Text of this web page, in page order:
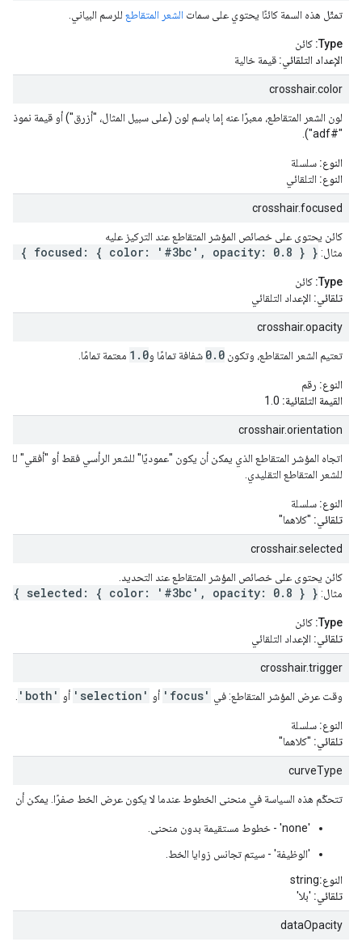
تمثّل هذه السمة كائنًا يحتوي على سمات الشعر المتقاطع للرسم البياني.
Type: كائن
الإعداد التلقائي: قيمة خالية
crosshair.color
لون الشعر المتقاطع، معبرًا عنه إما باسم لون (على سبيل المثال، "أزرق") أو قيمة
"#adf").
النوع: سلسلة
النوع: التلقائي
crosshair.focused
كائن يحتوي على خصائص المؤشر المتقاطع عند التركيز عليه
مثال: { focused: { color: '#3bc', opacity: 0.8 } }
Type: كائن
تلقائي: الإعداد التلقائي
crosshair.opacity
تعتيم الشعر المتقاطع، وتكون 0.0 شفافة تمامًا و1.0 معتمة تمامًا.
النوع: رقم
القيمة التلقائية:
crosshair.orientation
اتجاه المؤشر المتقاطع الذي يمكن أن يكون "عموديًا" للشعر الرأسي فقط أو "أفقي"
للشعر المتقاطع التقليدي.
النوع: سلسلة
تلقائي: "كلاهما"
crosshair.selected
كائن يحتوي على خصائص المؤشر المتقاطع عند التحديد.
مثال: { selected: { color: '#3bc', opacity: 0.8 } }
Type: كائن
تلقائي: الإعداد التلقائي
crosshair.trigger
وقت عرض المؤشر المتقاطع: في 'focus' أو 'selection' أو 'both'
النوع: سلسلة
تلقائي: "كلاهما"
curveType
تتحكّم هذه السياسة في منحنى الخطوط عندما لا يكون عرض الخط صفرًا. يمكن أن
'none' - خطوط مستقيمة بدون منحنى.
'الوظيفة' - سيتم تجانس زوايا الخط.
النوع:string
تلقائي: 'بلا'
dataOpacity